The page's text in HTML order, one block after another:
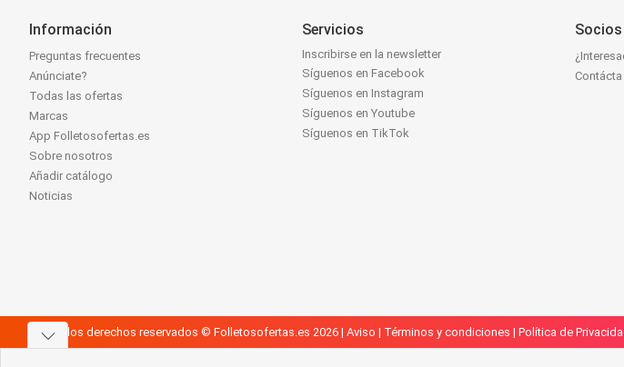
Información
Preguntas frecuentes
Anúnciate?
Todas las ofertas
Marcas
App Folletosofertas.es
Sobre nosotros
Añadir catálogo
Noticias
Servicios
Inscribirse en la newsletter
Síguenos en Facebook
Síguenos en Instagram
Síguenos en Youtube
Síguenos en TikTok
Socios
Todos los derechos reservados © Folletosofertas.es 2026 | Aviso | Términos y condiciones | Política de